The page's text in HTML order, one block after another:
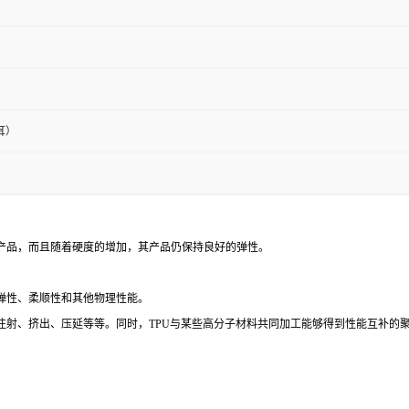
，而且随着硬度的增加，其产品仍保持良好的弹性。
、柔顺性和其他物理性能。
、挤出、压延等等。同时，TPU与某些高分子材料共同加工能够得到性能互补的聚